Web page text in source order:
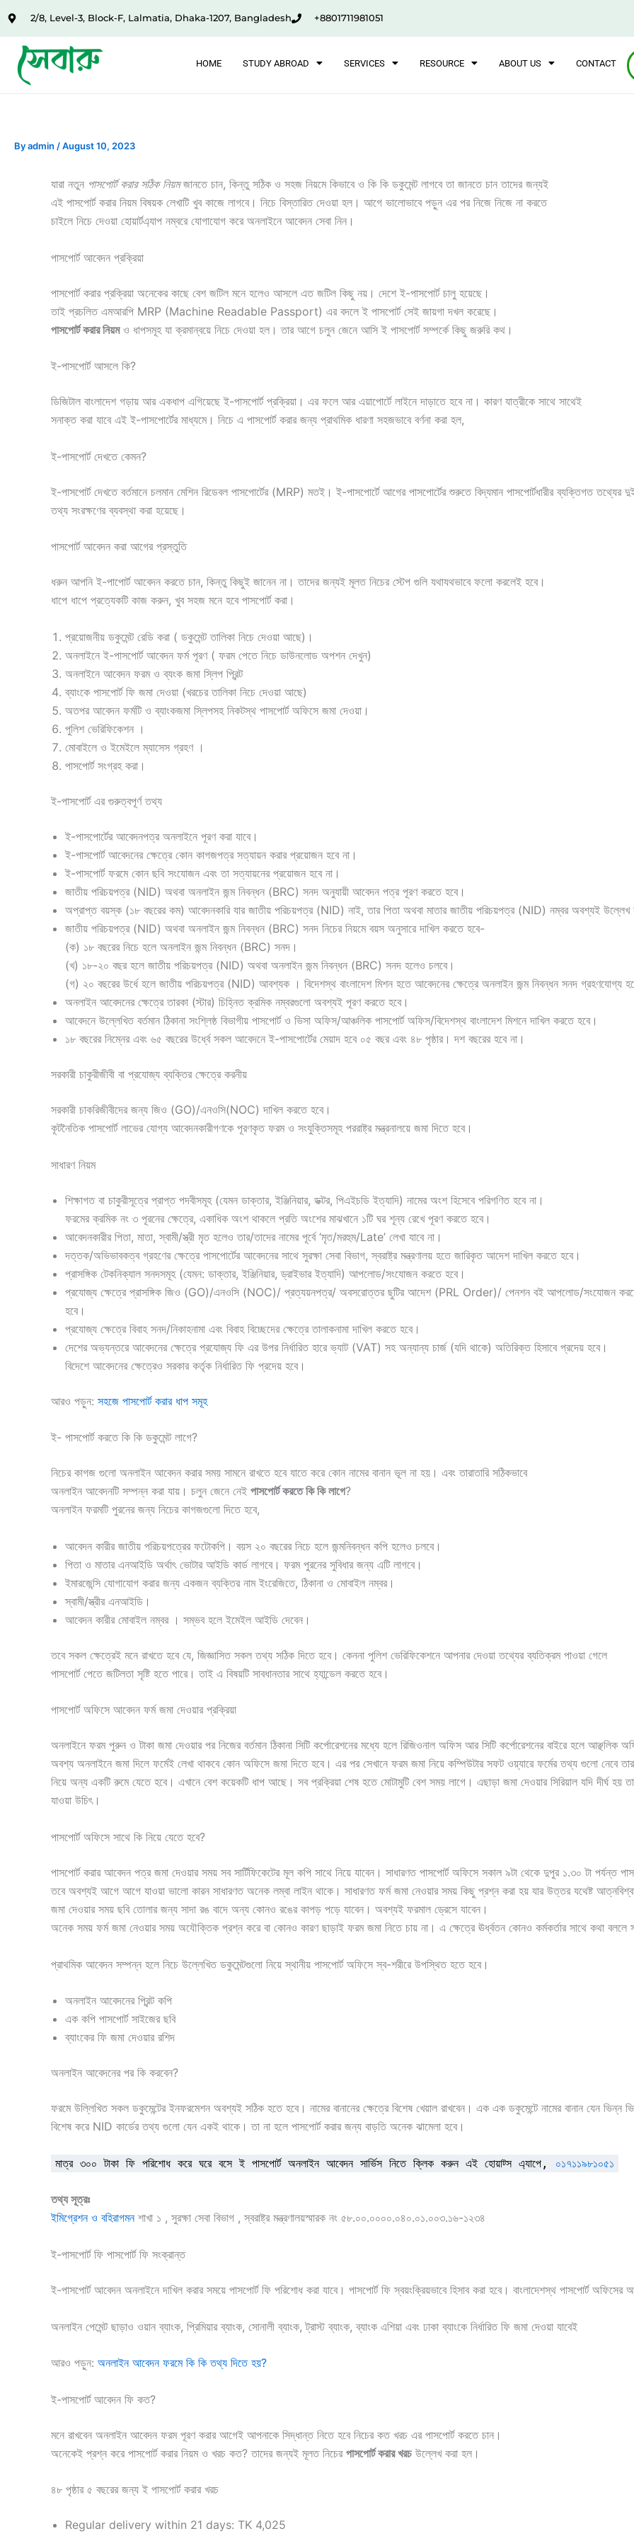
content
2/8, Level-3, Block-F, Lalmatia, Dhaka-1207, Bangladesh +8801711981051
HOME STUDY ABROAD SERVICES RESOURCE ABOUT US CONTACT
Byadmin /August 10, 2023
যারা নতুন পাসপোর্ট করার সঠিক নিয়মজানতে চান, কিন্তু সঠিক ও সহজ নিয়মে কিভাবে ও কি কি ডকুমেন্ট লাগবে তা জানতে চান তাদের জন্যই
এই পাসপোর্ট করার নিয়ম বিষয়ক লেখাটি খুব কাজে লাগবে। নিচে বিস্তারিত দেওয়া হল। আগে ভালোভাবে পড়ুন এর পর নিজে নিজে না করতে
চাইলে নিচে দেওয়া হোয়ার্টএ্যাপ নম্বরে যোগাযোগ করে অনলাইনে আবেদন সেবা নিন।
পাসপোর্ট আবেদন প্রক্রিয়া
পাসপোর্ট করার প্রক্রিয়া অনেকের কাছে বেশ জটিল মনে হলেও আসলে এত জটিল কিছু নয়। দেশে ই-পাসপোর্ট চালু হয়েছে।
তাই প্রচলিত এমআরপি MRP (Machine Readable Passport) এর বদলে ই পাসপোর্ট সেই জায়গা দখল করেছে।
পাসপোর্ট করার নিয়মও ধাপসমূহ যা ক্রমান্বয়ে নিচে দেওয়া হল। তার আগে চলুন জেনে আসি ই পাসপোর্ট সম্পর্কে কিছু জরুরি কথ।
ই-পাসপোর্ট আসলে কি?
ডিজিটাল বাংলাদেশ গড়ায় আর একধাপ এগিয়েছে ই-পাসপোর্ট প্রক্রিয়া। এর ফলে আর এয়াপোর্টে লাইনে দাড়াতে হবে না। কারণ যাত্রীকে সাথে সাথেই
সনাক্ত করা যাবে এই ই-পাসপোর্টের মাধ্যমে। নিচে এ পাসপোর্ট করার জন্য প্রাথমিক ধারণা সহজভাবে বর্ণনা করা হল,
ই-পাসপোর্ট দেখতে কেমন?
ই-পাসপোর্ট দেখতে বর্তমানে চলমান মেশিন রিডেবল পাসপোর্টের (MRP) মতই। ই-পাসপোর্টে আগের পাসপোর্টের শুরুতে বিদ্যমান পাসপোর্টধারীর ব্যক্তিগত তথ্যের
তথ্য সংরক্ষণের ব্যবস্থা করা হয়েছে।
পাসপোর্ট আবেদন করা আগের প্রস্তুতি
ধরুন আপনি ই-পাপোর্ট আবেদন করতে চান, কিন্তু কিছুই জানেন না। তাদের জন্যই মূলত নিচের স্টেপ গুলি যথাযথভাবে ফলো করলেই হবে।
ধাপে ধাপে প্রত্যেকটি কাজ করুন, খুব সহজ মনে হবে পাসপোর্ট করা।
প্রয়োজনীয় ডকুমেন্ট রেডি করা ( ডকুমেন্ট তালিকা নিচে দেওয়া আছে)।
অনলাইনে ই-পাসপোর্ট আবেদন ফর্ম পূরণ ( ফরম পেতে নিচে ডাউনলোড অপশন দেখুন)
অনলাইনে আবেদন ফরম ও ব্যংক জমা স্লিপ প্রিন্ট
ব্যাংকে পাসপোর্ট ফি জমা দেওয়া (খরচের তালিকা নিচে দেওয়া আছে)
অতপর আবেদন ফর্মটি ও ব্যাংকজমা স্লিপসহ নিকটস্থ পাসপোর্ট অফিসে জমা দেওয়া।
পুলিশ ভেরিফিকেশন ।
মোবাইলে ও ইমেইলে ম্যাসেস গ্রহণ ।
পাসপোর্ট সংগ্রহ করা।
ই-পাসপোর্ট এর গুরুত্বপূর্ণ তথ্য
ই-পাসপোর্টের আবেদনপত্র অনলাইনে পূরণ করা যাবে।
ই-পাসপোর্ট আবেদনের ক্ষেত্রে কোন কাগজপত্র সত্যায়ন করার প্রয়োজন হবে না।
ই-পাসপোর্ট ফরমে কোন ছবি সংযোজন এবং তা সত্যায়নের প্রয়োজন হবে না।
জাতীয় ‍পরিচয়পত্র (NID) অথবা অনলাইন জন্ম নিবন্ধন (BRC) সনদ অনুযায়ী আবেদন পত্র পূরণ করতে হবে।
অপ্রাপ্ত বয়স্ক (১৮ বছরের কম) আবেদনকারি যার জাতীয় পরিচয়পত্র (NID) নাই, তার পিতা অথবা মাতার জাতীয় পরিচয়পত্র (NID) নম্বর অবশ্যই
জাতীয় ‍পরিচয়পত্র (NID) অথবা অনলাইন জন্ম নিবন্ধন (BRC) সনদ নিচের নিয়মে বয়স অনুসারে দাখিল করতে হবে-
(ক) ১৮ বছরের নিচে হলে অনলাইন জন্ম নিবন্ধন (BRC) সনদ।
(খ) ১৮-২০ বছর হলে জাতীয় ‍পরিচয়পত্র (NID) অথবা অনলাইন জন্ম নিবন্ধন (BRC) সনদ হলেও চলবে।
(গ) ২০ বছরের উর্ধে হলে জাতীয় ‍পরিচয়পত্র (NID) আবশ্যক । বিদেশস্থ বাংলাদেশ মিশন হতে আবেদনের ক্ষেত্রে অনলাইন জন্ম নিবন্ধন সনদ গ্রহণযোগ্য
অনলাইন আবেদনের ক্ষেত্রে তারকা (স্টার) চিহ্নিত ক্রমিক নম্বরগুলো অবশ্যই পূরণ করতে হবে।
আবেদনে উল্লেখিত বর্তমান ঠিকানা সংশ্লিষ্ঠ বিভাগীয় পাসপোর্ট ও ভিসা অফিস/আঞ্চলিক পাসপোর্ট অফিস/বিদেশস্থ বাংলাদেশ মিশনে দাখিল করতে হবে।
১৮ বছরের নিম্নের এবং ৬৫ বছরের ‍উর্ধ্বে সকল আবেদনে ই-পাসপোর্টের মেয়াদ হবে ০৫ বছর এবং ৪৮ পৃষ্ঠার। দশ বছরের হবে না।
সরকারী চাকুরীজীবী বা প্রযোজ্য ব্যক্তির ক্ষেত্রে করনীয়
সরকারী চাকরিজীবীদের জন্য জিও (GO)/এনওসি(NOC) দাখিল করতে হবে।
কূটনৈতিক পাসপোর্ট লাভের যোগ্য আবেদনকারীগণকে পূরণকৃত ফরম ও সংযুক্তিসমূহ পররাষ্ট্র মন্ত্রনালয়ে জমা দিতে হবে।
সাধারণ নিয়ম
শিক্ষাগত বা চাকুরীসূত্রে প্রাপ্ত পদবীসমূহ (যেমন ডাক্তার, ইঞ্জিনিয়ার, ডক্টর, পিএইচডি ইত্যাদি) নামের অংশ হিসেবে পরিগণিত হবে না।
ফরমের ক্রমিক নং ৩ পূরনের ক্ষেত্রে, একাধিক অংশ থাকলে প্রতি অংশের মাঝখানে ১টি ঘর শূন্য রেখে পূরণ করতে হবে।
আবেদনকারীর পিতা, মাতা, স্বামী/স্ত্রী মৃত হলেও তার/তাদের নামের পূর্বে ‘মৃত/মরহুম/Late’ লেখা যাবে না।
দত্তক/অভিভাবকত্ব গ্রহণের ক্ষেত্রে পাসপোর্টের আবেদনের সাথে সুরক্ষা সেবা বিভাগ, স্বরাষ্ট্র মন্ত্রণালয় হতে জারিকৃত আদেশ দাখিল করতে হবে।
প্রাসঙ্গিক টেকনিক্যাল সনদসমূহ (যেমন: ডাক্তার, ইঞ্জিনিয়ার, ড্রাইভার ইত্যাদি) আপলোড/সংযোজন করতে হবে।
প্রযোজ্য ক্ষেত্রে প্রাসঙ্গিক জিও (GO)/এনওসি (NOC)/ প্রত্যয়নপত্র/ অবসরোত্তর ছুটির আদেশ (PRL Order)/ পেনশন বই আপলোড/সংযোজন
হবে।
প্রযোজ্য ক্ষেত্রে বিবাহ সনদ/নিকাহনামা এবং বিবাহ বিচ্ছেদের ক্ষেত্রে তালাকনামা দাখিল করতে হবে।
দেশের অভ্যন্তরে আবেদনের ক্ষেত্রে প্রযোজ্য ফি এর উপর নির্ধারিত হারে ভ্যাট (VAT) সহ অন্যান্য চার্জ (যদি থাকে) অতিরিক্ত হিসাবে প্রদেয় হবে।
বিদেশে আবেদনের ক্ষেত্রেও সরকার কর্তৃক নির্ধারিত ফি প্রদেয় হবে।
আরও পড়ুন: সহজে পাসপোর্ট করার ধাপ সমূহ
ই- পাসপোর্ট করতে কি কি ডকুমেন্ট লাগে?
নিচের কাগজ গুলো অনলাইন আবেদন করার সময় সামনে রাখতে হবে যাতে করে কোন নামের বানান ভূল না হয়। এবং তারাতারি সঠিকভাবে
অনলাইন আবেদনটি সম্পন্ন করা যায়। চলুন জেনে নেই পাসপোর্ট করতে কি কি লাগে?
অনলাইন ফরমটি পুরনের জন্য নিচের কাগজগুলো দিতে হবে,
আবেদন কারীর জাতীয় পরিচয়পত্রের ফটোকপি। বয়স ২০ বছরের নিচে হলে জন্মনিবন্ধন কপি হলেও চলবে।
পিতা ও মাতার এনআইডি অর্থাৎ ভোটার আইডি কার্ড লাগবে। ফরম পুরনের সুবিধার জন্য এটি লাগবে।
ইমারজেন্সি যোগাযোগ করার জন্য একজন ব্যক্তির নাম ইংরেজিতে, ঠিকানা ও মোবাইল নম্বর।
স্বামী/স্ত্রীর এনআইডি।
আবেদন কারীর মোবাইল নম্বর । সম্ভব হলে ইমেইল আইডি দেবেন।
তবে সকল ক্ষেত্রেই মনে রাখতে হবে যে, জিজ্ঞাসিত সকল তথ্য সঠিক দিতে হবে। কেননা পুলিশ ভেরিফিকেশনে আপনার দেওয়া তথ্যের ব্যতিক্রম পাওয়া গেলে
পাসপোর্ট পেতে জটিলতা সৃষ্টি হতে পারে। তাই এ বিষয়টি সাবধানতার সাথে হ্যান্ডেল করতে হবে।
পাসপোর্ট অফিসে আবেদন ফর্ম জমা দেওয়ার প্রক্রিয়া
অনলাইনে ফরম পুরুন ও টাকা জমা দেওয়ার পর নিজের বর্তমান ঠিকানা সিটি কর্পোরেশনের মধ্যে হলে রিজিওনাল অফিস আর সিটি কর্পোরেশনের বাইরে হলে আঞ্ছলিক
অবশ্য অনলাইনে জমা দিলে ফর্মেই লেখা থাকবে কোন অফিসে জমা দিতে হবে। এর পর সেখানে ফরম জমা নিয়ে কম্পিউটার সফট ওয়্যারে ফর্মের তথ্য গুলো নেবে
নিয়ে অন্য একটি রুমে যেতে হবে। এখানে বেশ কয়েকটি ধাপ আছে। সব প্রক্রিয়া শেষ হতে মোটামুটি বেশ সময় লাগে। এছাড়া জমা দেওয়ার সিরিয়াল যদি দীর্ঘ
যাওয়া উচিৎ।
পাসপোর্ট অফিসে সাথে কি নিয়ে যেতে হবে?
পাসপোর্ট করার আবেদন পত্র জমা দেওয়ার সময় সব সার্টিফিকেটের মূল কপি সাথে নিয়ে যাবেন। সাধারণত পাসপোর্ট অফিসে সকাল ৯টা থেকে দুপুর ১.৩০ টা পর্যন্ত
তবে অবশ্যই আগে আগে যাওয়া ভালো কারন সাধারণত অনেক লম্বা লাইন থাকে। সাধারণত ফর্ম জমা নেওয়ার সময় কিছু প্রশ্ন করা হয় যার উত্তর যথেষ্ট
জমা দেওয়ার সময় ছবি তোলার জন্য সাদা রঙ বাদে অন্য কোনও রঙের কাপড় পড়ে যাবেন। অবশ্যই ফরমাল ড্রেসে যাবেন।
অনেক সময় ফর্ম জমা নেওয়ার সময় অযৌক্তিক প্রশ্ন করে বা কোনও কারণ ছাড়াই ফরম জমা নিতে চায় না। এ ক্ষেত্রে ঊর্ধ্বতন কোনও কর্মকর্তার সাথে কথা বললে
প্রাথমিক আবেদন সম্পন্ন হলে নিচে উল্লেখিত ডকুমেন্টগুলো নিয়ে স্থানীয় পাসপোর্ট অফিসে স্ব-শরীরে উপস্থিত হতে হবে।
অনলাইন আবেদনের প্রিন্ট কপি
এক কপি পাসপোর্ট সাইজের ছবি
ব্যাংকের ফি জমা দেওয়ার রশিদ
অনলাইন আবেদনের পর কি করবেন?
ফরমে উল্লিখিত সকল ডকুমেন্টের ইনফরমেশন অবশ্যই সঠিক হতে হবে। নামের বানানের ক্ষেত্রে বিশেষ খেয়াল রাখবেন। এক এক ডকুমেন্টে নামের বানান যেন ভিন্ন
বিশেষ করে NID কার্ডের তথ্য গুলো যেন একই থাকে। তা না হলে পাসপোর্ট করার জন্য বাড়তি অনেক ঝামেলা হবে।
মাত্র ৩০০ টাকা ফি পরিশোধ করে ঘরে বসে ই পাসপোর্ট অনলাইন আবেদন সার্ভিস নিতে ক্লিক করুন এই হোয়াট্স এ্যাপে, ০১৭১১৯৮১০৫১
তথ্য সূত্রঃ
ইমিগ্রেশন ও বহিরাগমনশাখা ১ , সুরক্ষা সেবা বিভাগ , স্বরাষ্ট্র মন্ত্রণালয়স্মারক নং ৫৮.০০.০০০০.০৪০.০১.০০৩.১৬-১২৩৪
ই-পাসপোর্ট ফি পাসপোর্ট ফি সংক্রান্ত
ই-পাসপোর্ট আবেদন অনলাইনে দাখিল করার সময়ে পাসপোর্ট ফি পরিশোধ করা যাবে। পাসপোর্ট ফি স্বয়ংক্রিয়ভাবে হিসাব করা হবে। বাংলাদেশস্থ পাসপোর্ট অফিসের
অনলাইন পেমেন্ট ছাড়াও ওয়ান ব্যাংক, প্রিমিয়ার ব্যাংক, সোনালী ব্যাংক, ট্রাস্ট ব্যাংক, ব্যাংক এশিয়া এবং ঢাকা ব্যাংকে নির্ধারিত ফি জমা দেওয়া যাবেই
আরও পড়ুন: অনলাইন আবেদন ফরমে কি কি তথ্য দিতে হয়?
ই-পাসপোর্ট আবেদন ফি কত?
মনে রাখবেন অনলাইন আবেদন ফরম পূরণ করার আগেই আপনাকে সিদ্ধান্ত নিতে হবে নিচের কত খরচ এর পাসপোর্ট করতে চান।
অনেকেই প্রশ্ন করে পাসপোর্ট করার নিয়ম ও খরচ কত? তাদের জন্যই মূলত নিচের পাসপোর্ট করার খরচ উল্লেখ করা হল।
৪৮ পৃষ্ঠার ৫ বছরের জন্য ই পাসপোর্ট করার খরচ
Regular delivery within 21 days: TK 4,025